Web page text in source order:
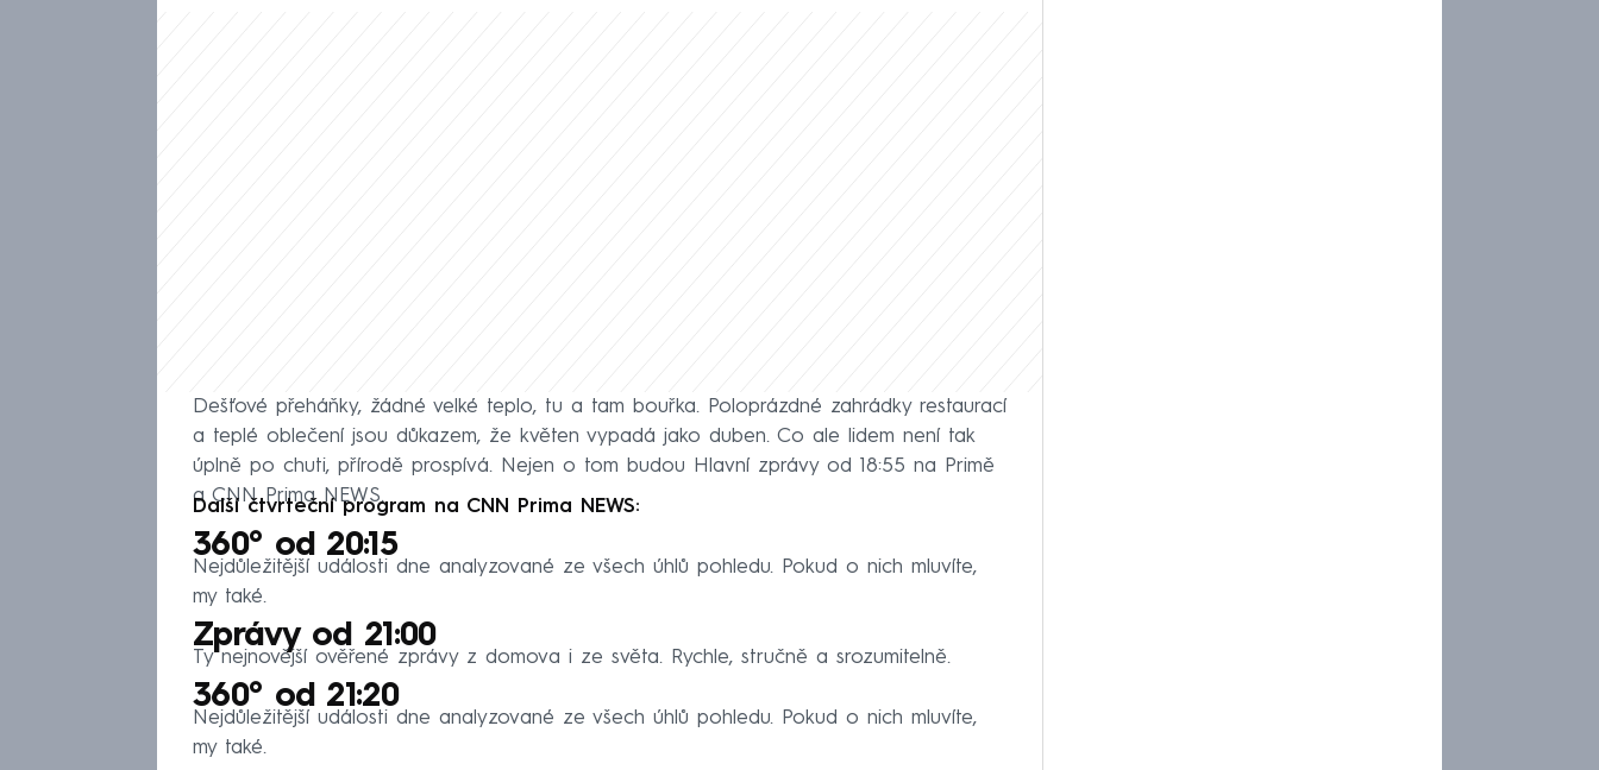
Dešťové přeháňky, žádné velké teplo, tu a tam bouřka. Poloprázdné zahrádky restaurací
a teplé oblečení jsou důkazem, že květen vypadá jako duben. Co ale lidem není tak
úplně po chuti, přírodě prospívá. Nejen o tom budou Hlavní zprávy od 18:55 na Primě
a CNN Prima NEWS.
Další čtvrteční program na CNN Prima NEWS:
360° od 20:15
Nejdůležitější události dne analyzované ze všech úhlů pohledu. Pokud o nich mluvíte,
my také.
Zprávy od 21:00
Ty nejnovější ověřené zprávy z domova i ze světa. Rychle, stručně a srozumitelně.
360° od 21:20
Nejdůležitější události dne analyzované ze všech úhlů pohledu. Pokud o nich mluvíte,
my také.